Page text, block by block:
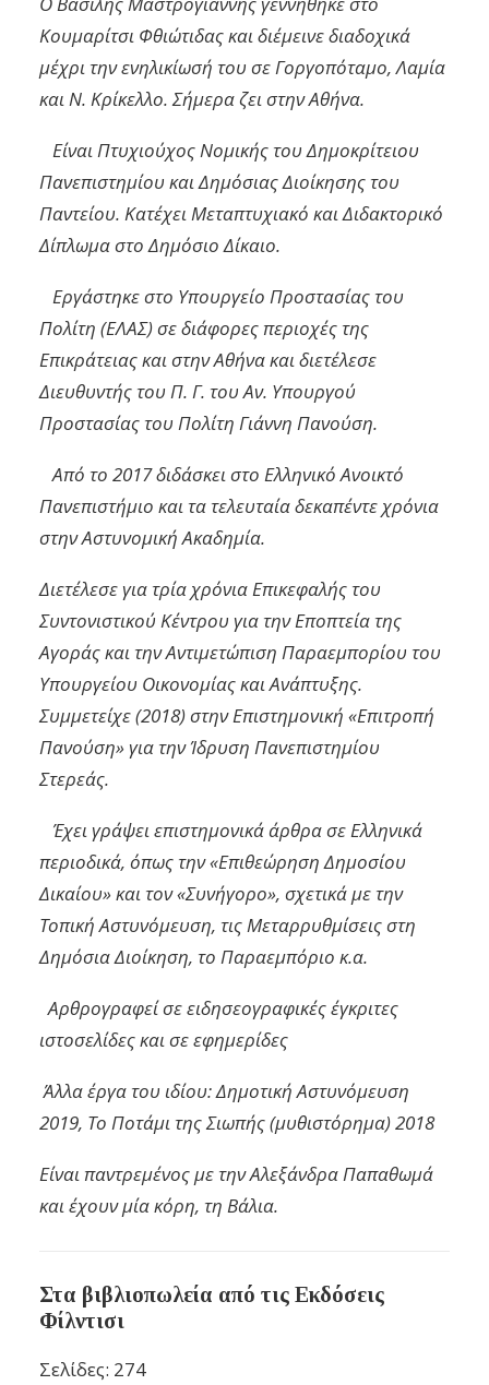
Κουμαρίτσι Φθιώτιδας και διέμεινε διαδοχικά
μέχρι την ενηλικίωσή του σε Γοργοπόταμο, Λαμία
και Ν. Κρίκελλο. Σήμερα ζει στην Αθήνα.
Είναι Πτυχιούχος Νομικής του Δημοκρίτειου
Πανεπιστημίου και Δημόσιας Διοίκησης του
Παντείου. Κατέχει Μεταπτυχιακό και Διδακτορικό
Δίπλωμα στο Δημόσιο Δίκαιο.
Εργάστηκε στο Υπουργείο Προστασίας του
Πολίτη (ΕΛΑΣ) σε διάφορες περιοχές της
Επικράτειας και στην Αθήνα και διετέλεσε
Διευθυντής του Π. Γ. του Αν. Υπουργού
Προστασίας του Πολίτη Γιάννη Πανούση.
Από το 2017 διδάσκειστο Ελληνικό Ανοικτό
Πανεπιστήμιο και τα τελευταία δεκαπέντε χρόνια
στην Αστυνομική Ακαδημία.
Διετέλεσε για τρία χρόνια Επικεφαλής του
Συντονιστικού Κέντρου για την Εποπτεία της
Αγοράς και την Αντιμετώπιση Παραεμπορίου του
Υπουργείου Οικονομίας και Ανάπτυξης.
Συμμετείχε (2018) στην Επιστημονική «Επιτροπή
Πανούση» για την Ίδρυση Πανεπιστημίου
Στερεάς.
Έχει γράψει επιστημονικά άρθρα σε Ελληνικά
περιοδικά, όπως την «Επιθεώρηση Δημοσίου
Δικαίου» και τον «Συνήγορο», σχετικά με την
Τοπική Αστυνόμευση, τις Μεταρρυθμίσεις στη
Δημόσια Διοίκηση, το Παραεμπόριο κ.α.
Αρθρογραφεί σε ειδησεογραφικές έγκριτες
ιστοσελίδες και σε εφημερίδες
Άλλα έργα του ιδίου: Δημοτική Αστυνόμευση
2019, Το Ποτάμι της Σιωπής (μυθιστόρημα) 2018
Είναι παντρεμένος με την Αλεξάνδρα Παπαθωμά
και έχουν μία κόρη, τη Βάλια.
Στα βιβλιοπωλεία από τις Εκδόσεις
Φίλντισι
Σελίδες: 274